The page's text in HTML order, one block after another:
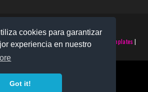
cookies para garantizar
experiencia en nuestro
Got it!
| Derechos Reservados | Creado con SoraTemplates |
porSANTO MONTERO